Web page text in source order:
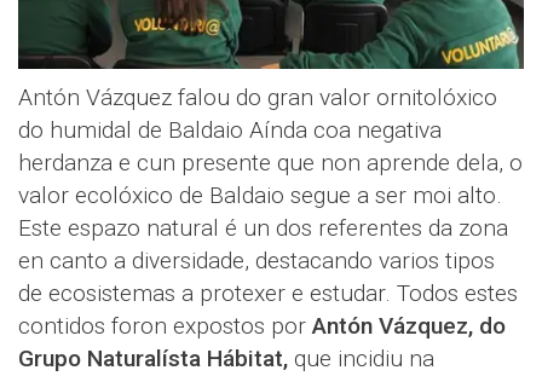
Antón Vázquez falou do gran valor ornitolóxico
do humidal de Baldaio Aínda coa negativa
herdanza e cun presente que non aprende dela, o
valor ecolóxico de Baldaio segue a ser moi alto.
Este espazo natural é un dos referentes da zona
en canto a diversidade, destacando varios tipos
de ecosistemas a protexer e estudar. Todos estes
contidos foron expostos porAntón Vázquez, do
Grupo Naturalísta Hábitat, que incidiu na